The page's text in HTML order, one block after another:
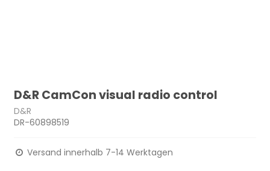
D&R CamCon visual radio control
D&R
DR-60898519
Versand innerhalb 7-14 Werktagen